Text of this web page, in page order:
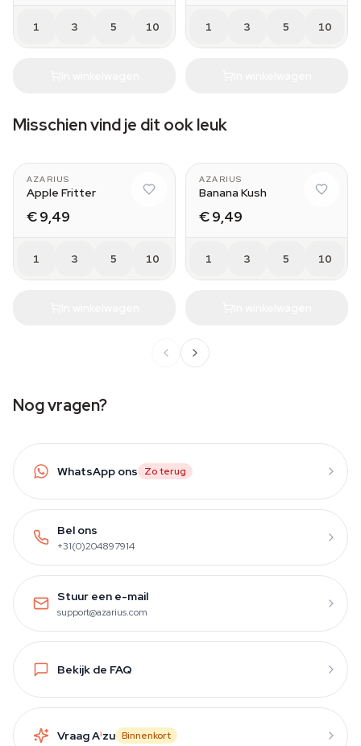
1 3 5 10 1 3 5 10
Misschien vind je dit ook leuk
AZARIUS
Apple Fritter
€ 9,49
1 3 5 10
AZARIUS
Banana Kush
€ 9,49
1 3 5 10
Nog vragen?
WhatsApp ons Zo terug
Bel ons
+31(0)204897914
Stuur een e-mail
support@azarius.com
Bekijk de FAQ
Vraag Aizu Binnenkort